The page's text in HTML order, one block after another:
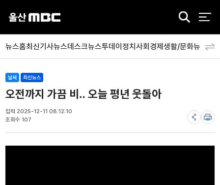
검
뉴스홈최신기사뉴스데스크뉴스투데이정치사회경제생활/문화뉴스특
날씨 최신뉴스
오전까지 가끔 비‥ 오늘 평년 웃돌아
입력 2025-12-11 08:12:10
조회수 107